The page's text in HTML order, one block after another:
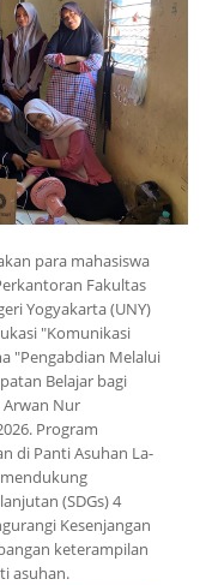
para mahasiswa
Fakultas
Yogyakarta (UNY)
"Komunikasi
"Pengabdian Melalui
Belajar bagi
Nur
Program
di Panti Asuhan La-
(SDGs) 4
Kesenjangan
keterampilan
asuhan.